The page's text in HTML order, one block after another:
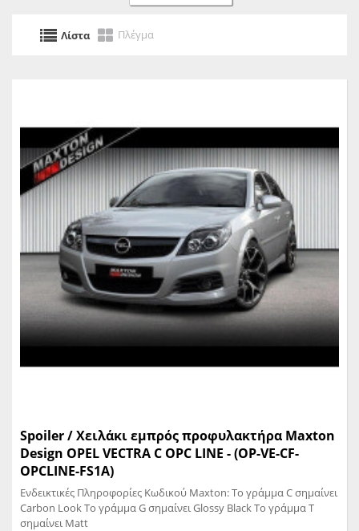
Λίστα Πλέγμα
Spoiler / Χειλάκι εμπρός προφυλακτήρα Maxton
Design OPEL VECTRA C OPC LINE - (OP-VE-CF-
OPCLINE-FS1A)
Ενδεικτικές Πληροφορίες Κωδικού Maxton: Το γράμμα C σημαίνει
Carbon Look Το γράμμα G σημαίνει Glossy Black Το γράμμα T
σημαίνει Matt